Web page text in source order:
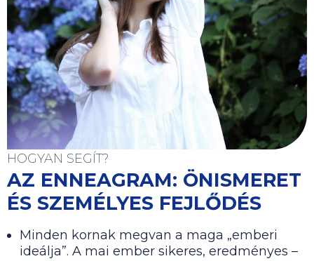
HOGYAN SEGÍT?
AZ ENNEAGRAM: ÖNISMERET
ÉS SZEMÉLYES FEJLŐDÉS
Minden kornak megvan a maga „emberi
ideálja”. A mai ember sikeres, eredményes –